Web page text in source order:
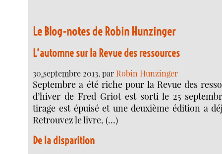
Le Blog-notes de Robin Hunzinger
L’automne sur la Revue des ressources
30 septembre 2013, par Robin Hunzinger
Septembre a été riche pour la Revue des
d’hiver de Fred Griot est sorti le 25
tirage est épuisé et une deuxième édition a
Retrouvez le livre, (…)
De la disparition